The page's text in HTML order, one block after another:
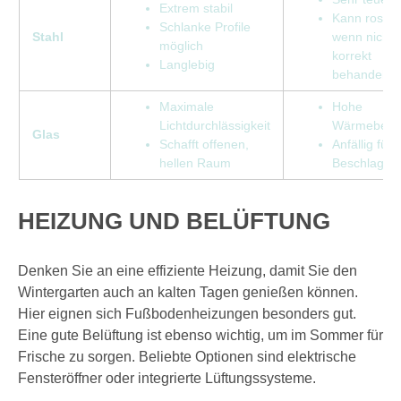
Stahl
Extrem stabil
Schlanke Profile
möglich
Langlebig
Kann
wenn nicht
korrekt
behandelt
Glas
Maximale
Lichtdurchlässigkeit
Schafft offenen,
hellen Raum
Hohe
Anfällig für
Beschlagen
HEIZUNG UND BELÜFTUNG
Denken Sie an eine effiziente Heizung, damit Sie den
Wintergarten auch an kalten Tagen genießen können.
Hier eignen sich Fußbodenheizungen besonders gut.
Eine gute Belüftung ist ebenso wichtig, um im Sommer für
Frische zu sorgen. Beliebte Optionen sind elektrische
Fensteröffner oder integrierte Lüftungssysteme.